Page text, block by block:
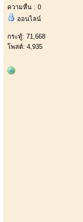
ความหื่น : 0
ออนไลน์
กระทู้: 71,668
โพสต์: 4,935